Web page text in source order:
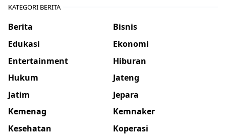
KATEGORI BERITA
Berita
Bisnis
Edukasi
Ekonomi
Entertainment
Hiburan
Hukum
Jateng
Jatim
Jepara
Kemenag
Kemnaker
Kesehatan
Koperasi